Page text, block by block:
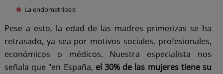
La endometriosis
Pese a esto, la edad de las madres primerizas se ha
retrasado, ya sea por motivos sociales, profesionales,
económicos o médicos. Nuestra especialista nos
señala que "en España, el 30% de las mujeres tiene su